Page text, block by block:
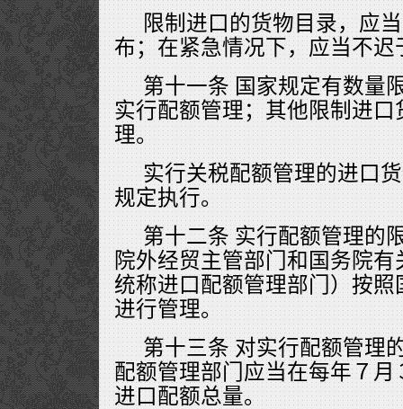
限制进口的货物目录，应
布；在紧急情况下，应当不
第十一条 国家规定有数量
实行配额管理；其他限制进
理。
实行关税配额管理的进口
规定执行。
第十二条 实行配额管理的
院外经贸主管部门和国务院
统称进口配额管理部门）按
进行管理。
第十三条 对实行配额管理
配额管理部门应当在每年７
进口配额总量。